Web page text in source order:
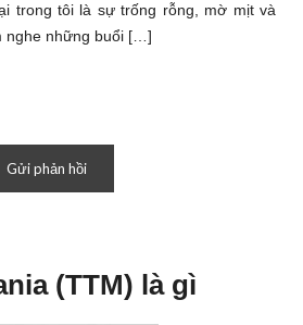
trong tôi là sự trống rỗng, mờ mịt và
nghe những buổi […]
Gửi phản hồi
(TTM) là gì